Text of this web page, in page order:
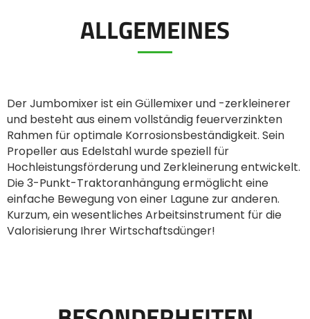
ελληνικά
Svenska
한국의
日本語
中文
ALLGEMEINES
Der Jumbomixer ist ein Güllemixer und -zerkleinerer
und besteht aus einem vollständig feuerverzinkten
Rahmen für optimale Korrosionsbeständigkeit. Sein
Propeller aus Edelstahl wurde speziell für
Hochleistungsförderung und Zerkleinerung entwickelt.
Die 3-Punkt-Traktoranhängung ermöglicht eine
einfache Bewegung von einer Lagune zur anderen.
Kurzum, ein wesentliches Arbeitsinstrument für die
Valorisierung Ihrer Wirtschaftsdünger!